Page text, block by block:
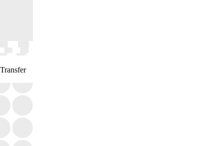
Transfer